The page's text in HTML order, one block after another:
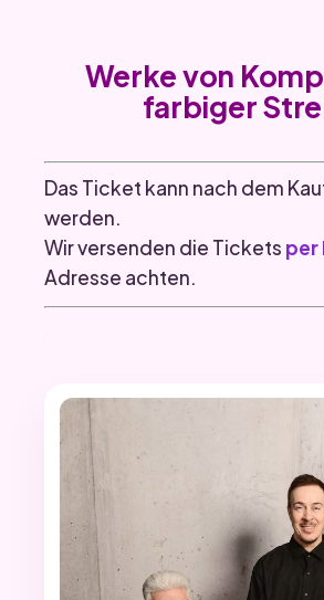
Werke von
farbiger
Das Ticket kann nach dem
werden.
Wir versenden die Tickets per
Adresse achten.